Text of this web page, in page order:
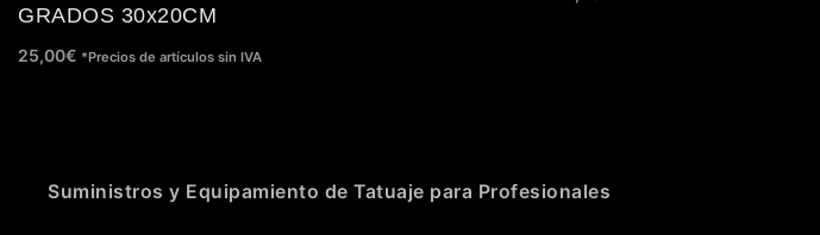
GRADOS 30x20CM
25,00€ *Precios de artículos sin IVA
Suministros y Equipamiento de Tatuaje para Profesionales